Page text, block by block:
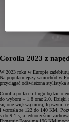
Corolla 2023 z
W 2023 roku w Europie
Najpopularniejszy samochód w
przyciągać odświeżona stylistyka
Corolla po faceliftingu będzie
do wyboru – 1.8 oraz 2.0. Dzięki
się one większą mocą, lepszymi
l wzrosła ze 122 do 140 KM.
s do 9,1 s, a jednocześnie
Dynamic Force ma 196 KM